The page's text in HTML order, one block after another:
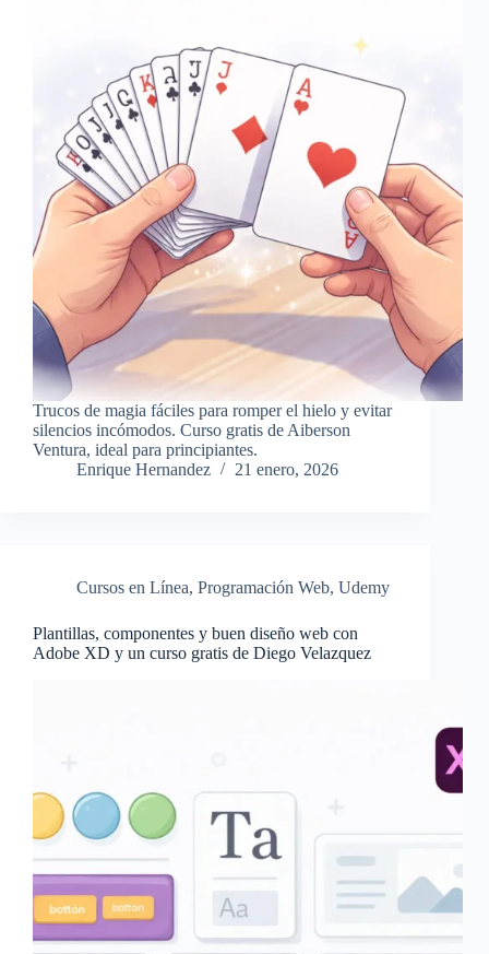
Trucos de magia fáciles para romper el hielo y evitar
silencios incómodos. Curso gratis de Aiberson
Ventura, ideal para principiantes.
Enrique Hernandez
21 enero, 2026
Cursos en Línea, Programación Web, Udemy
Plantillas, componentes y buen diseño web con
Adobe XD y un curso gratis de Diego Velazquez